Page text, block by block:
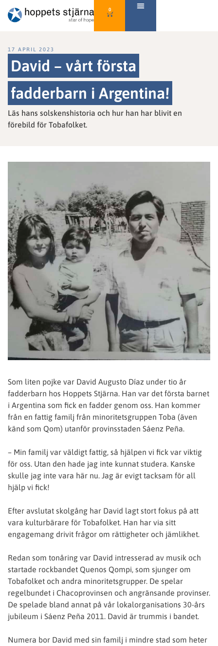
0
17 APRIL 2023
David – vårt första
fadderbarn i Argentina!
Läs hans solskenshistoria och hur han har blivit en
förebild för Tobafolket.
Som liten pojke var David Augusto Díaz under tio år
fadderbarn hos Hoppets Stjärna. Han var det första barnet
i Argentina som fick en fadder genom oss. Han kommer
från en fattig familj från minoritetsgruppen Toba (även
känd som Qom) utanför provinsstaden Sáenz Peña.
– Min familj var väldigt fattig, så hjälpen vi fick var viktig
för oss. Utan den hade jag inte kunnat studera. Kanske
skulle jag inte vara här nu. Jag är evigt tacksam för all
hjälp vi fick!
Efter avslutat skolgång har David lagt stort fokus på att
vara kulturbärare för Tobafolket. Han har via sitt
engagemang drivit frågor om rättigheter och jämlikhet.
Redan som tonåring var David intresserad av musik och
startade rockbandet Quenos Qompi, som sjunger om
Tobafolket och andra minoritetsgrupper. De spelar
regelbundet i Chacoprovinsen och angränsande provinser.
De spelade bland annat på vår lokalorganisations 30-års
jubileum i Sáenz Peña 2011. David är trummis i bandet.
Numera bor David med sin familj i mindre stad som heter